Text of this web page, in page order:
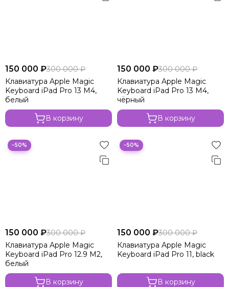
150 000 ₽300 000 ₽
Клавиатура Apple Magic
Keyboard iPad Pro 13 М4,
белый
В корзину
150 000 ₽300 000 ₽
Клавиатура Apple Magic
Keyboard iPad Pro 13 М4,
чёрный
В корзину
−50%
150 000 ₽300 000 ₽
Клавиатура Apple Magic
Keyboard iPad Pro 12.9 M2,
белый
В корзину
−50%
150 000 ₽300 000 ₽
Клавиатура Apple Magic
Keyboard iPad Pro 11, black
В корзину